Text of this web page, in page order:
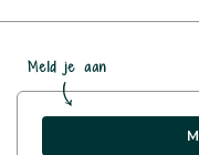
Meld je aan